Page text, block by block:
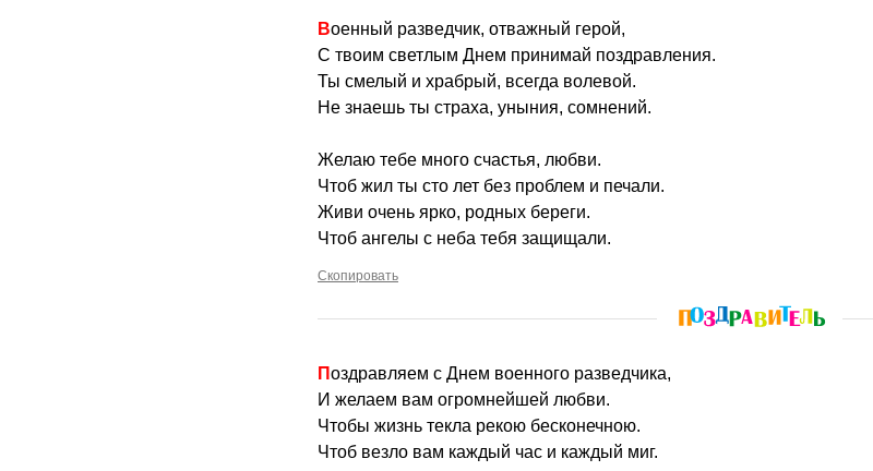
Военный разведчик, отважный герой,
С твоим светлым Днем принимай поздравления.
Ты смелый и храбрый, всегда волевой.
Не знаешь ты страха, уныния, сомнений.
Желаю тебе много счастья, любви.
Чтоб жил ты сто лет без проблем и печали.
Живи очень ярко, родных береги.
Чтоб ангелы с неба тебя защищали.
Скопировать
Поздравляем с Днем военного разведчика,
И желаем вам огромнейшей любви.
Чтобы жизнь текла рекою бесконечною.
Чтоб везло вам каждый час и каждый миг.